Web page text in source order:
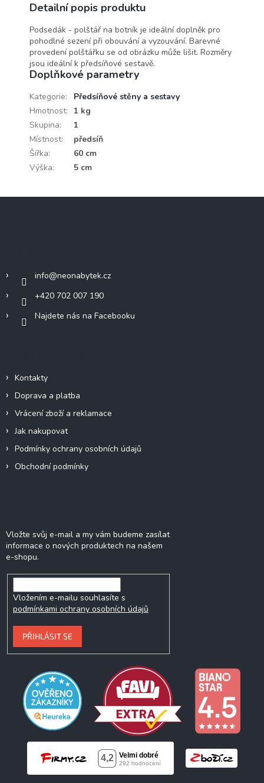
Detailní popis produktu
Podsedák - polštář na botník je ideální doplněk pro
pohodlné sezení při obouvání a vyzouvání. Barevné
provedení polštářku se od obrázku může lišit. Rozměry
jsou ideální k předsíňové sestavě.
Doplňkové parametry
Kategorie:
Předsíňové stěny a sestavy
Hmotnost:
1 kg
Skupina:
1
Místnost:
předsíň
Šířka:
60 cm
Výška: 5 cm
info@neonabytek.cz
+420 702 007 190
Najdete nás na Facebooku
Kontakty
Doprava a platba
Vrácení zboží a reklamace
Jak nakupovat
Podmínky ochrany osobních údajů
Obchodní podmínky
Vložte svůj e-mail a my vám budeme zasílat
informace o nových produktech na našem
e-shopu.
Vložením e-mailu souhlasíte s
podmínkami ochrany osobních údajů
PŘIHLÁSIT SE